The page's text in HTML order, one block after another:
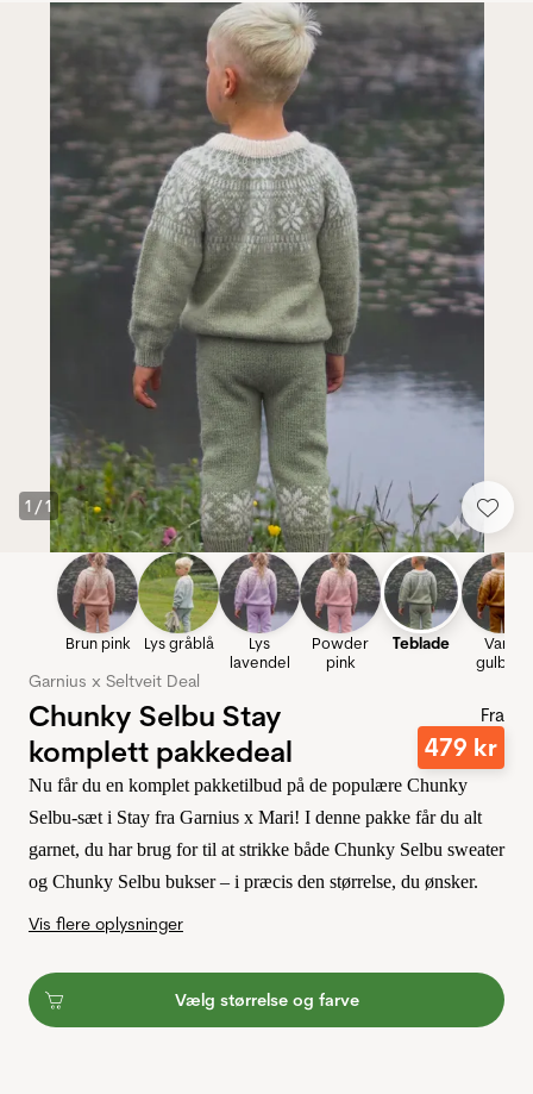
1 /1
Brun pink Lys gråblå
Lys
lavendel
Powder
pink
Teblade
Varm
gulbrun
Garnius x Seltveit Deal
Chunky Selbu Stay
komplett pakkedeal
Fra
479 kr
Nu får du en komplet pakketilbud på de populære Chunky
Selbu-sæt i Stay fra Garnius x Mari! I denne pakke får du alt
garnet, du har brug for til at strikke både Chunky Selbu sweater
og Chunky Selbu bukser – i præcis den størrelse, du ønsker.
Vis flere oplysninger
Vælg størrelse og farve